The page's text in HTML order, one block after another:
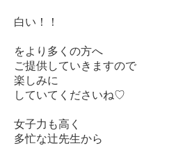
白い！！
をより多くの方へ
ご提供していきますので
楽しみに
していてくださいね♡
女子力も高く
多忙な辻先生から